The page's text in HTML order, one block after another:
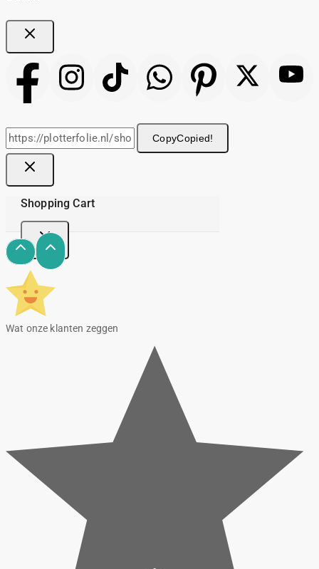
CopyCopied!
Shopping Cart
Wat onze klanten zeggen